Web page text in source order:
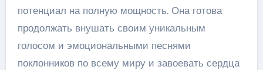
потенциал на полную мощность. Она готова
продолжать внушать своим уникальным
голосом и эмоциональными песнями
поклонников по всему миру и завоевать сердца